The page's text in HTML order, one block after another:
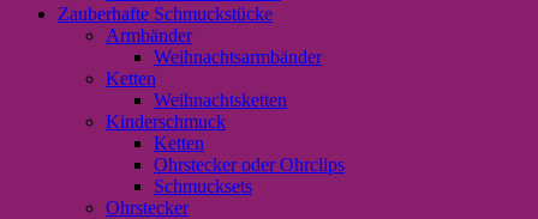
Zauberhafte Schmuckstücke
Armbänder
Weihnachtsarmbänder
Ketten
Weihnachtsketten
Kinderschmuck
Ketten
Ohrstecker oder Ohrclips
Schmucksets
Ohrstecker